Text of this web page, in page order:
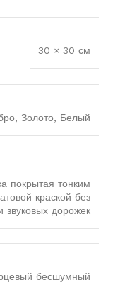
30 × 30 см
Золото, Белый
покрытая тонким
краской без
звуковых дорожек
бесшумный